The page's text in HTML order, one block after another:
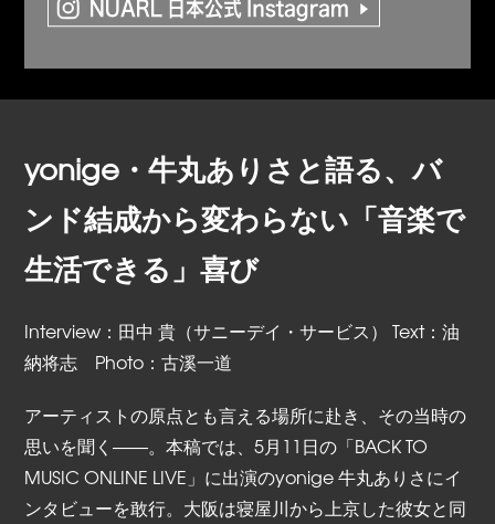
yonige・牛丸ありさと語る、バ
ンド結成から変わらない「音楽で
生活できる」喜び
Interview：田中 貴（サニーデイ・サービス） Text：油
納将志 Photo：古溪一道
アーティストの原点とも言える場所に赴き、その当時の
思いを聞く――。本稿では、5月11日の「BACK TO
MUSIC ONLINE LIVE」に出演のyonige 牛丸ありさにイ
ンタビューを敢行。大阪は寝屋川から上京した彼女と同